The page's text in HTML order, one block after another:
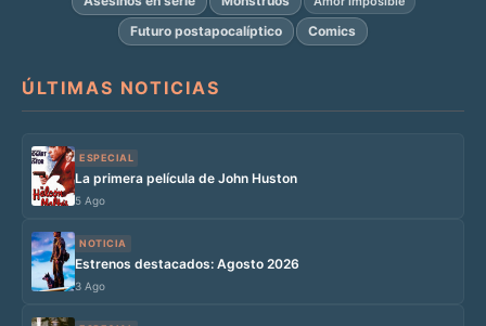
Futuro postapocalíptico Comics
ÚLTIMAS NOTICIAS
ESPECIAL
La primera película de John Huston
5 Ago
NOTICIA
Estrenos destacados: Agosto 2026
3 Ago